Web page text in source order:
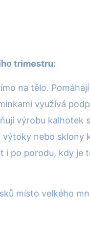
trimestru:
na tělo.
využívá
výrobu kalhotek
nebo sklony
po porodu, kdy je
místo velkého